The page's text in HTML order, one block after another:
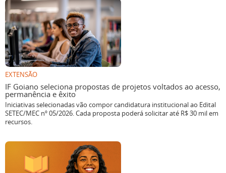
EXTENSÃO
IF Goiano seleciona propostas de projetos voltados ao acesso,
permanência e êxito
Iniciativas selecionadas vão compor candidatura institucional ao Edital
SETEC/MEC nº 05/2026. Cada proposta poderá solicitar até R$ 30 mil em
recursos.